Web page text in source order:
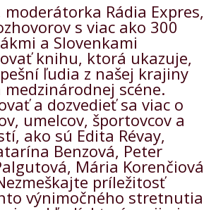
Rádia Expres,
s viac ako 300
a Slovenkami
knihu, ktorá ukazuje,
ľudia z našej krajiny
scéne.
a dozvedieť sa viac o
umelcov, športovcov a
ako sú Edita Révay,
Benzová, Peter
Mária Korenčiová
príležitosť
výnimočného stretnutia